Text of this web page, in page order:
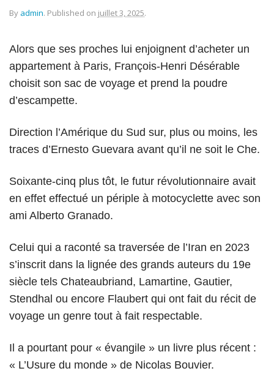
By admin. Published on juillet 3, 2025.
Alors que ses proches lui enjoignent d’acheter un
appartement à Paris, François-Henri Désérable
choisit son sac de voyage et prend la poudre
d’escampette.
Direction l’Amérique du Sud sur, plus ou moins, les
traces d’Ernesto Guevara avant qu’il ne soit le Che.
Soixante-cinq plus tôt, le futur révolutionnaire avait
en effet effectué un périple à motocyclette avec son
ami Alberto Granado.
Celui qui a raconté sa traversée de l’Iran en 2023
s’inscrit dans la lignée des grands auteurs du 19e
siècle tels Chateaubriand, Lamartine, Gautier,
Stendhal ou encore Flaubert qui ont fait du récit de
voyage un genre tout à fait respectable.
Il a pourtant pour « évangile » un livre plus récent :
« L’Usure du monde » de Nicolas Bouvier.